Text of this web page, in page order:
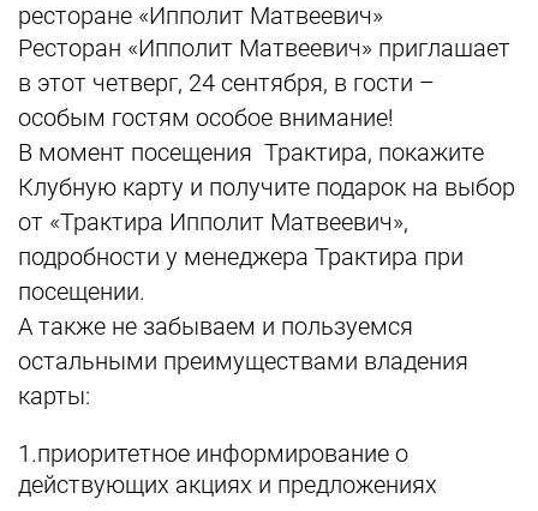
ресторане «Ипполит Матвеевич»
Ресторан «Ипполит Матвеевич» приглашает
в этот четверг, 24 сентября, в гости –
особым гостям особое внимание!
В момент посещения Трактира, покажите
Клубную карту и получите подарок на выбор
от «Трактира Ипполит Матвеевич»,
подробности у менеджера Трактира при
посещении.
А также не забываем и пользуемся
остальными преимуществами владения
карты:
1.приоритетное информирование о
действующих акциях и предложениях